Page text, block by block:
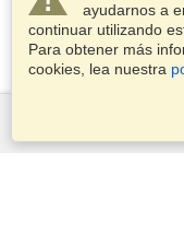
ayudarnos a
continuar utilizando
Para obtener más
cookies, lea nuestra